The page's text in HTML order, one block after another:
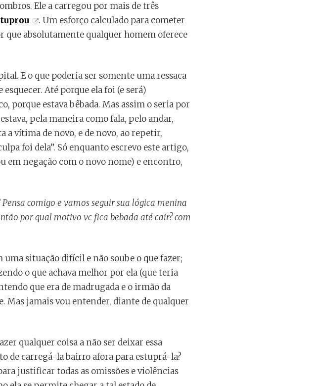
Ele a carregou por mais de três
. Um esforço calculado para cometer
absolutamente qualquer homem oferece
E o que poderia ser somente uma ressaca
Até porque ela foi (e será)
porque estava bêbada. Mas assim o seria por
pela maneira como fala, pelo andar,
vítima de novo, e de novo, ao repetir,
foi dela”. Só enquanto escrevo este artigo,
em negação com o novo nome) e encontro,
comigo e vamos seguir sua lógica menina
por qual motivo vc fica bebada até cair? com
situação difícil e não soube o que fazer;
o que achava melhor por ela (que teria
que era de madrugada e o irmão da
jamais vou entender, diante de qualquer
qualquer coisa a não ser deixar essa
de carregá-la bairro afora para estuprá-la?
justificar todas as omissões e violências